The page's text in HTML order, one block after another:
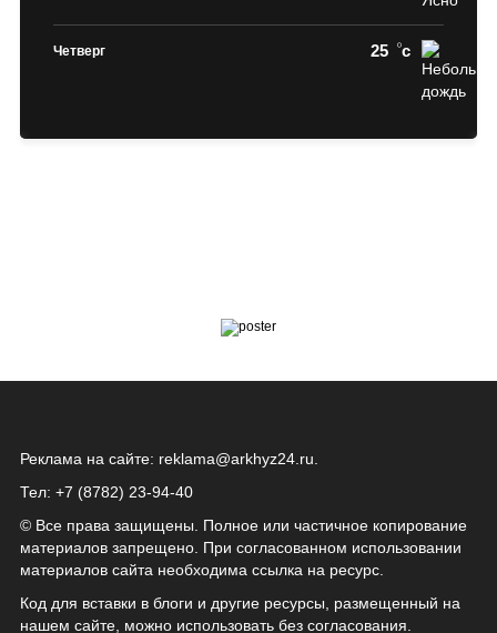
Четверг 25 c
Реклама на сайте: reklama@arkhyz24.ru
Тел: +7 (8782) 23‑94‑40
© Все права защищены. Полное или частичное копирование
материалов запрещено. При согласованном использовании
материалов сайта необходима ссылка на ресурс.
Код для вставки в блоги и другие ресурсы, размещенный на
нашем сайте, можно использовать без согласования.